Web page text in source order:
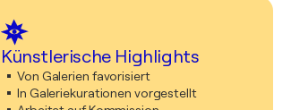
Künstlerische Highlights
Von Galerien favorisiert
In Galeriekurationen vorgestellt